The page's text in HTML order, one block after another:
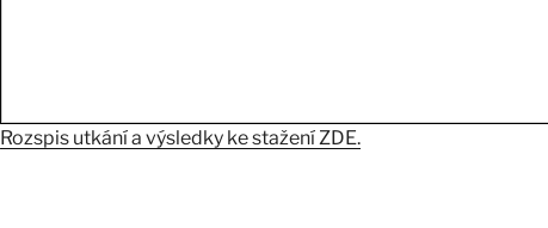
Rozspis utkání a výsledky ke stažení ZDE.